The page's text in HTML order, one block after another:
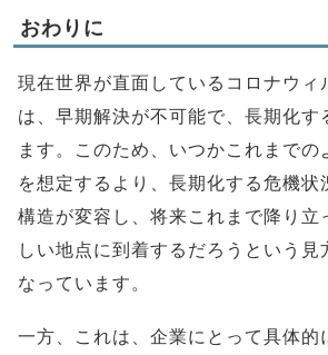
おわりに
現在世界が直面しているコロナウィ
は、早期解決が不可能で、長期化す
ます。このため、いつかこれまでの
を想定するより、長期化する危機状
構造が変容し、将来これまで降り立
しい地点に到着するだろうという見
なっています。
一方、これは、企業にとって具体的